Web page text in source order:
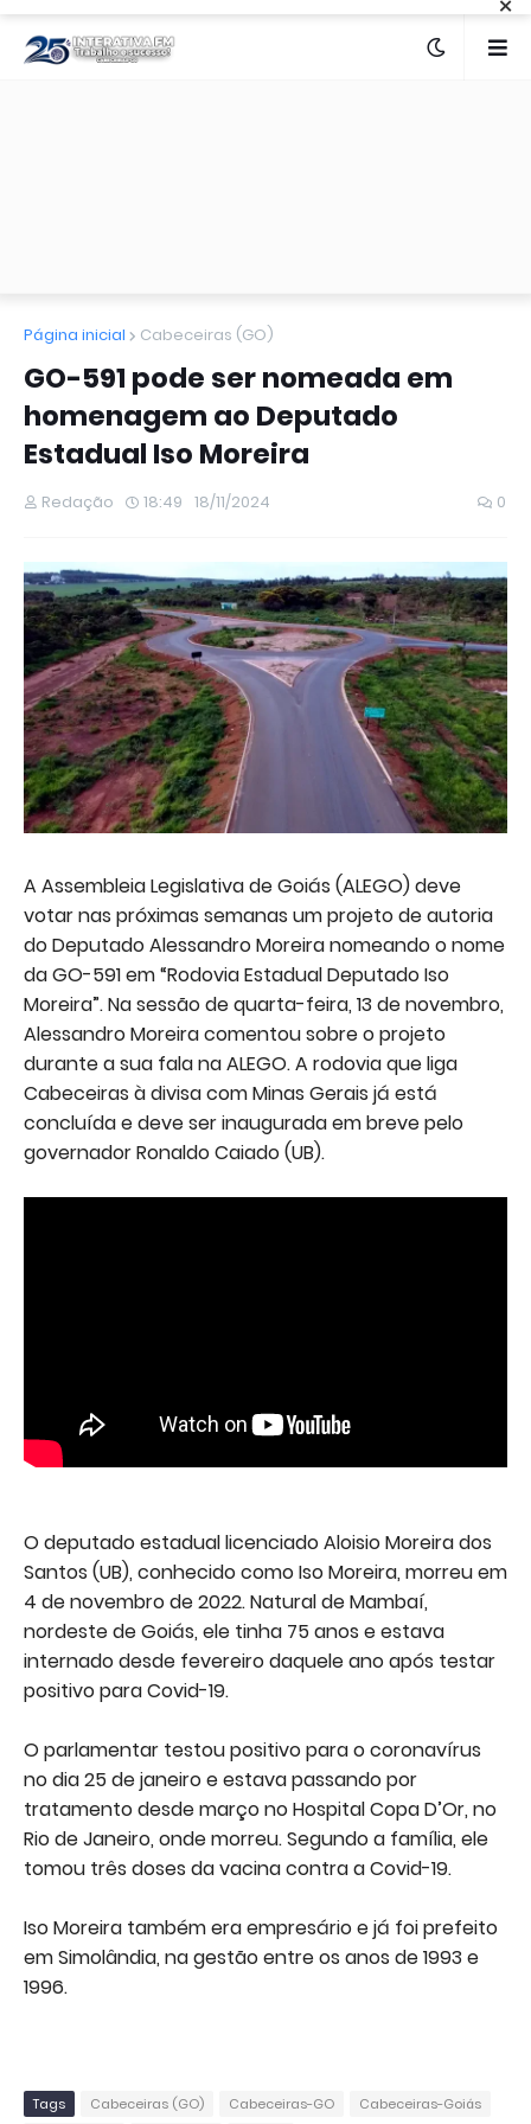
Página inicial Cabeceiras (GO)
GO-591 pode ser nomeada em
homenagem ao Deputado
Estadual Iso Moreira
Redação 18:49 18/11/2024 0
A Assembleia Legislativa de Goiás (ALEGO) deve
votar nas próximas semanas um projeto de autoria
do Deputado Alessandro Moreira nomeando o nome
da GO-591 em “Rodovia Estadual Deputado Iso
Moreira”. Na sessão de quarta-feira, 13 de novembro,
Alessandro Moreira comentou sobre o projeto
durante a sua fala na ALEGO. A rodovia que liga
Cabeceiras à divisa com Minas Gerais já está
concluída e deve ser inaugurada em breve pelo
governador Ronaldo Caiado (UB).
O deputado estadual licenciado Aloisio Moreira dos
Santos (UB), conhecido como Iso Moreira, morreu em
4 de novembro de 2022. Natural de Mambaí,
nordeste de Goiás, ele tinha 75 anos e estava
internado desde fevereiro daquele ano após testar
positivo para Covid-19.
O parlamentar testou positivo para o coronavírus
no dia 25 de janeiro e estava passando por
tratamento desde março no Hospital Copa D’Or, no
Rio de Janeiro, onde morreu. Segundo a família, ele
tomou três doses da vacina contra a Covid-19.
Iso Moreira também era empresário e já foi prefeito
em Simolândia, na gestão entre os anos de 1993 e
1996.
Tags Cabeceiras (GO) Cabeceiras-GO
Cabeceiras-Goiás